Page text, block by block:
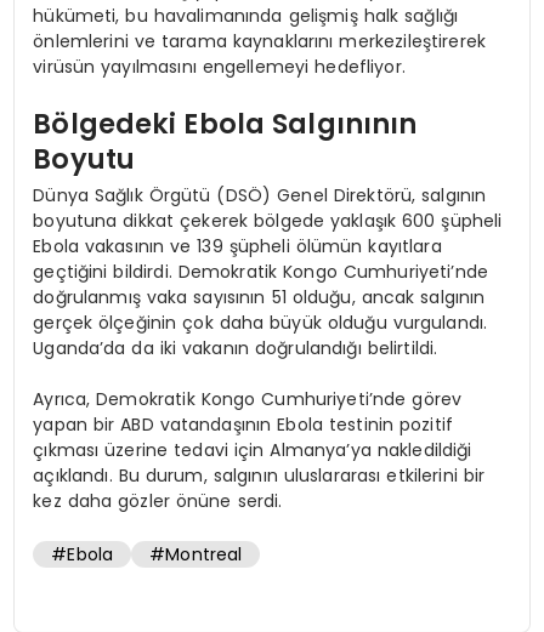
hükümeti, bu havalimanında gelişmiş halk sağlığı
önlemlerini ve tarama kaynaklarını merkezileştirerek
virüsün yayılmasını engellemeyi hedefliyor.
Bölgedeki Ebola Salgınının
Boyutu
Dünya Sağlık Örgütü (DSÖ) Genel Direktörü, salgının
boyutuna dikkat çekerek bölgede yaklaşık 600 şüpheli
Ebola vakasının ve 139 şüpheli ölümün kayıtlara
geçtiğini bildirdi. Demokratik Kongo Cumhuriyeti’nde
doğrulanmış vaka sayısının 51 olduğu, ancak salgının
gerçek ölçeğinin çok daha büyük olduğu vurgulandı.
Uganda’da da iki vakanın doğrulandığı belirtildi.
Ayrıca, Demokratik Kongo Cumhuriyeti’nde görev
yapan bir ABD vatandaşının Ebola testinin pozitif
çıkması üzerine tedavi için Almanya’ya nakledildiği
açıklandı. Bu durum, salgının uluslararası etkilerini bir
kez daha gözler önüne serdi.
#Ebola #Montreal